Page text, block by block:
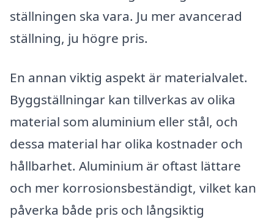
ställningen ska vara. Ju mer avancerad
ställning, ju högre pris.
En annan viktig aspekt är materialvalet.
Byggställningar kan tillverkas av olika
material som aluminium eller stål, och
dessa material har olika kostnader och
hållbarhet. Aluminium är oftast lättare
och mer korrosionsbeständigt, vilket kan
påverka både pris och långsiktig